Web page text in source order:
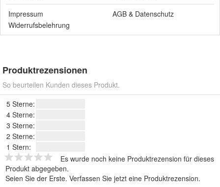
Impressum
AGB & Datenschutz
Widerrufsbelehrung
Produktrezensionen
So beurteilen Kunden dieses Produkt.
5 Sterne:
4 Sterne:
3 Sterne:
2 Sterne:
1 Stern:
Es wurde noch keine Produktrezension für dieses
Produkt abgegeben.
Seien Sie der Erste. Verfassen Sie jetzt eine Produktrezension.